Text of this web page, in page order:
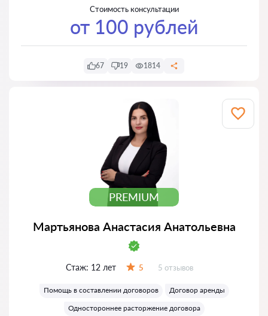
Стоимость консультации
от 100 рублей
67 19 1814
PREMIUM
Мартьянова Анастасия Анатольевна
Стаж: 12 лет 5 Отзывов:
5 отзывов
Помощь в составлении договоров
Договор аренды
Одностороннее расторжение договора